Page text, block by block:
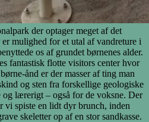
der optager meget af det
mulighed for et utal af vandreture i
os af grundet børnenes alder.
fantastisk flotte visitors center hvor
ånd er der masser af ting man
og sten fra forskellige geologiske
og lærerigt – også for de voksne. Der
vi spiste en lidt dyr brunch, inden
skeletter op af en stor sandkasse.